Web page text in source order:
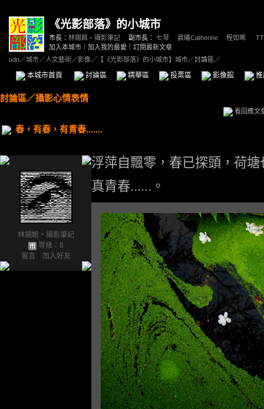
《光影部落》的小城市
市長： 林錫銘‧攝影筆記 副市長： 七琴 晨曦Catherine 程如晞
加入本城市
加入我的最愛
訂閱最新文章
udn／城市／人文藝術／影像 ／ 【《光影部落》的小城市】城市／討論區／
本城市首頁 討論區 精華區 投票區 影像館
討論區／攝影心情表情
看回應文
春，有春，有青春.......
林錫銘‧攝影筆記
等級：8
留言
加入好友
浮萍自飄零，春已探頭，荷
真青春......。